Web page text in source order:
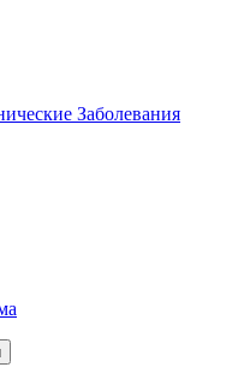
Заболевания